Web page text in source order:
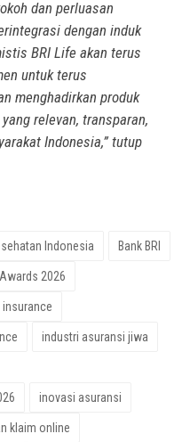
dan perluasan
dengan induk
BRI Life akan terus
untuk terus
menghadirkan produk
relevan, transparan,
Indonesia,” tutup
Indonesia Bank BRI
2026
industri asuransi jiwa
inovasi asuransi
klaim online